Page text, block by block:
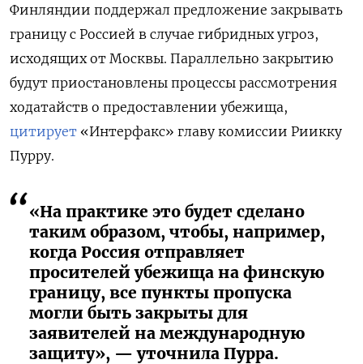
Финляндии поддержал предложение закрывать
границу с Россией в случае гибридных угроз,
исходящих от Москвы. Параллельно закрытию
будут приостановлены процессы рассмотрения
ходатайств о предоставлении убежища,
цитирует «Интерфакс» главу комиссии Риикку
Пурру.
«На практике это будет сделано
таким образом, чтобы, например,
когда Россия отправляет
просителей убежища на финскую
границу, все пункты пропуска
могли быть закрыты для
заявителей на международную
защиту», — уточнила Пурра.